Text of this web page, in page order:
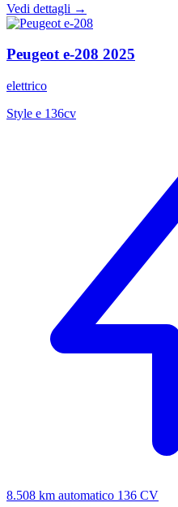
Vedi dettagli →
Peugeote-208 2025
elettrico
Style e 136cv
8.508 km automatico 136 CV